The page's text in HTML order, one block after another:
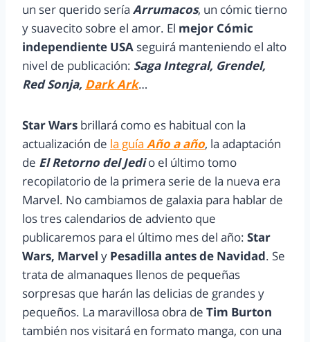
un ser querido sería Arrumacos, un cómic tierno
y suavecito sobre el amor. El mejor Cómic
independiente USA seguirá manteniendo el alto
nivel de publicación: Saga Integral, Grendel,
Red Sonja, Dark Ark…
Star Wars brillará como es habitual con la
actualización de la guía Año a año, la adaptación
de El Retorno del Jedio el último tomo
recopilatorio de la primera serie de la nueva era
Marvel. No cambiamos de galaxia para hablar de
los tres calendarios de adviento que
publicaremos para el último mes del año: Star
Wars, Marvel y Pesadilla antes de Navidad. Se
trata de almanaques llenos de pequeñas
sorpresas que harán las delicias de grandes y
pequeños. La maravillosa obra de Tim Burton
también nos visitará en formato manga, con una